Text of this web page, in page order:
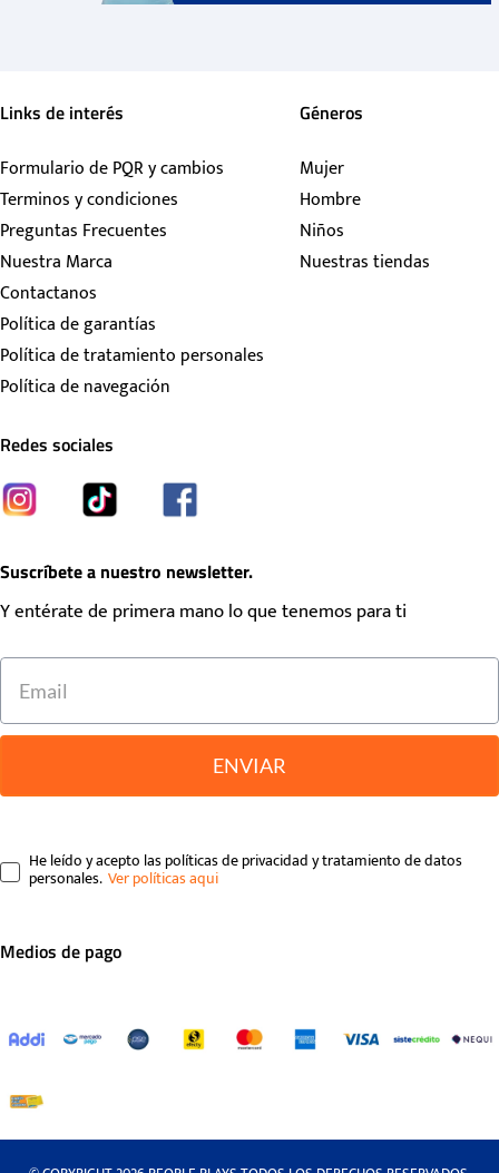
Links de interés
Formulario de PQR y cambios
Terminos y condiciones
Preguntas Frecuentes
Nuestra Marca
Contactanos
Política de garantías
Política de tratamiento personales
Política de navegación
Géneros
Mujer
Hombre
Niños
Nuestras tiendas
Redes sociales
Suscríbete a nuestro newsletter.
Y entérate de primera mano lo que tenemos para ti
ENVIAR
He leído y acepto las políticas de privacidad y tratamiento de datos
personales.
Medios de pago